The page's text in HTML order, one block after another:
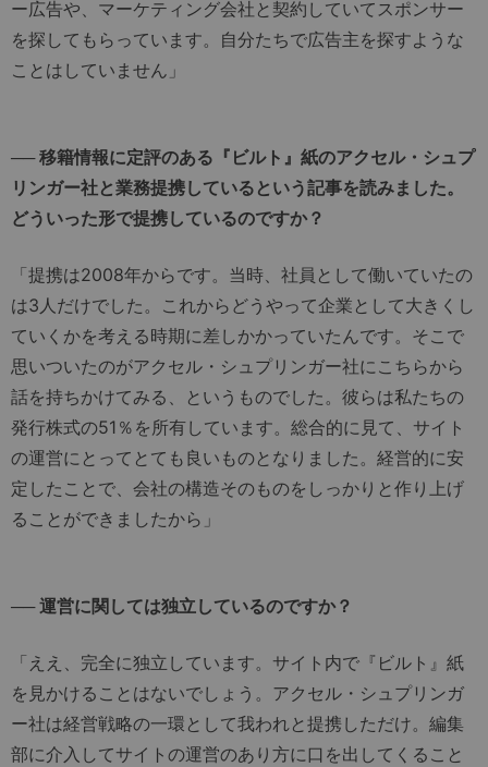
ー広告や、マーケティング会社と契約していてスポンサー
を探してもらっています。自分たちで広告主を探すような
ことはしていません」
── 移籍情報に定評のある『ビルト』紙のアクセル・シュプ
リンガー社と業務提携しているという記事を読みました。
どういった形で提携しているのですか？
「提携は2008年からです。当時、社員として働いていたの
は3人だけでした。これからどうやって企業として大きくし
ていくかを考える時期に差しかかっていたんです。そこで
思いついたのがアクセル・シュプリンガー社にこちらから
話を持ちかけてみる、というものでした。彼らは私たちの
発行株式の51％を所有しています。総合的に見て、サイト
の運営にとってとても良いものとなりました。経営的に安
定したことで、会社の構造そのものをしっかりと作り上げ
ることができましたから」
── 運営に関しては独立しているのですか？
「ええ、完全に独立しています。サイト内で『ビルト』紙
を見かけることはないでしょう。アクセル・シュプリンガ
ー社は経営戦略の一環として我われと提携しただけ。編集
部に介入してサイトの運営のあり方に口を出してくること